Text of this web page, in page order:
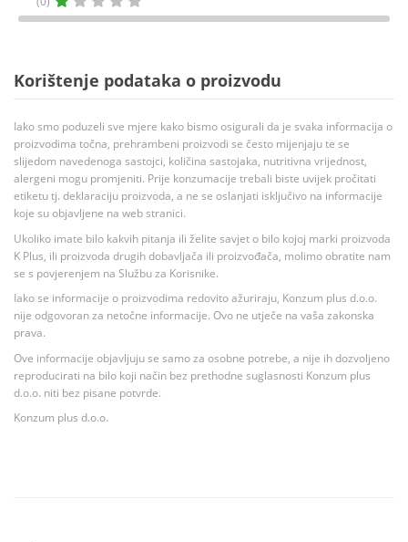
Korištenje podataka o proizvodu
Iako smo poduzeli sve mjere kako bismo osigurali da je svaka informacija o
proizvodima točna, prehrambeni proizvodi se često mijenjaju te se
slijedom navedenoga sastojci, količina sastojaka, nutritivna vrijednost,
alergeni mogu promjeniti. Prije konzumacije trebali biste uvijek pročitati
etiketu tj. deklaraciju proizvoda, a ne se oslanjati isključivo na informacije
koje su objavljene na web stranici.
Ukoliko imate bilo kakvih pitanja ili želite savjet o bilo kojoj marki proizvoda
K Plus, ili proizvoda drugih dobavljača ili proizvođača, molimo obratite nam
se s povjerenjem na Službu za Korisnike.
Iako se informacije o proizvodima redovito ažuriraju, Konzum plus d.o.o.
nije odgovoran za netočne informacije. Ovo ne utječe na vaša zakonska
prava.
Ove informacije objavljuju se samo za osobne potrebe, a nije ih dozvoljeno
reproducirati na bilo koji način bez prethodne suglasnosti Konzum plus
d.o.o. niti bez pisane potvrde.
Konzum plus d.o.o.